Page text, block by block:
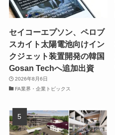
セイコーエプソン、ペロブ
スカイト太陽電池向けイン
クジェット装置開発の韓国
Gosan Techへ追加出資
2026年8月6日
FA業界・企業トピックス